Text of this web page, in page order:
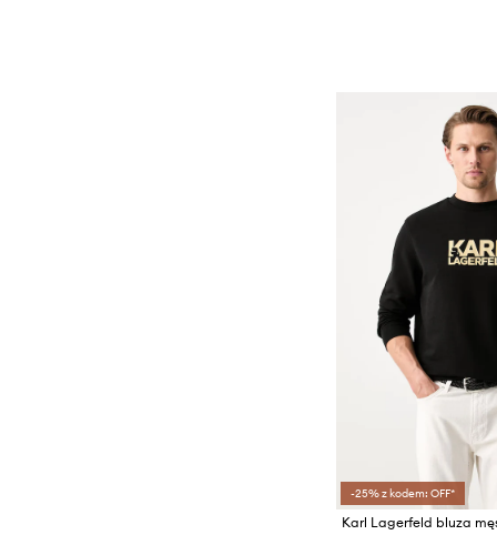
-25% z kodem: OFF*
Karl Lagerfeld bluza